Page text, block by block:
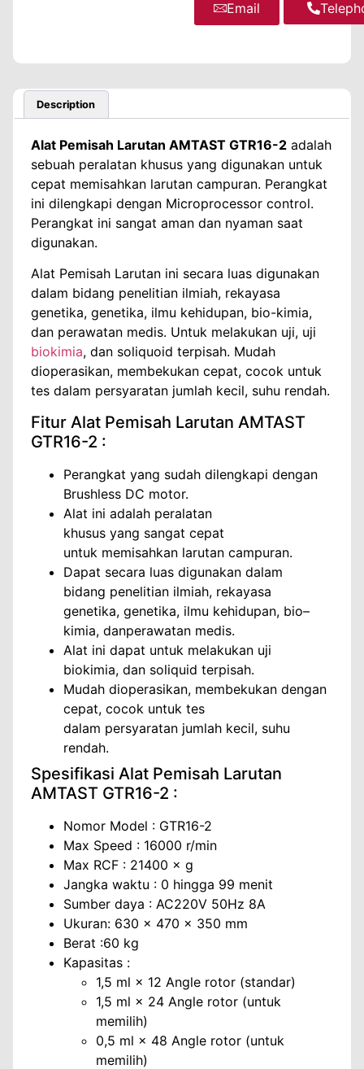
Email
Description
Alat Pemisah Larutan AMTAST GTR16-2 adalah
sebuah peralatan khusus yang digunakan untuk
cepat memisahkan larutan campuran. Perangkat
ini dilengkapi dengan Microprocessor control.
Perangkat ini sangat aman dan nyaman saat
digunakan.
Alat Pemisah Larutan ini secara luas digunakan
dalam bidang penelitian ilmiah, rekayasa
genetika, genetika, ilmu kehidupan, bio-kimia,
dan perawatan medis. Untuk melakukan uji, uji
biokimia, dan soliquoid terpisah. Mudah
dioperasikan, membekukan cepat, cocok untuk
tes dalam persyaratan jumlah kecil, suhu rendah.
Fitur Alat Pemisah Larutan AMTAST
GTR16-2 :
Perangkat yang sudah dilengkapi dengan
Brushless DC motor.
Alat ini adalah peralatan
khusus yang sangat cepat
untuk memisahkan larutan campuran.
Dapat secara luas digunakan dalam
bidang penelitian ilmiah, rekayasa
genetika, genetika, ilmu kehidupan, bio–
kimia, danperawatan medis.
Alat ini dapat untuk melakukan uji
biokimia, dan soliquid terpisah.
Mudah dioperasikan, membekukan dengan
cepat, cocok untuk tes
dalam persyaratan jumlah kecil, suhu
rendah.
Spesifikasi Alat Pemisah Larutan
AMTAST GTR16-2 :
Nomor Model : GTR16-2
Max Speed ​​: 16000 r/min
Max RCF : 21400 × g
Jangka waktu : 0 hingga 99 menit
Sumber daya : AC220V 50Hz 8A
Ukuran: 630 × 470 × 350 mm
Berat :60 kg
Kapasitas :
1,5 ml × 12 Angle rotor (standar)
1,5 ml × 24 Angle rotor (untuk
memilih)
0,5 ml × 48 Angle rotor (untuk
memilih)